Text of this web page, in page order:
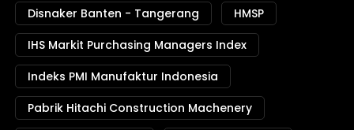
Disnaker Banten - Tangerang
HMSP
IHS Markit Purchasing Managers Index
Indeks PMI Manufaktur Indonesia
Pabrik Hitachi Construction Machenery